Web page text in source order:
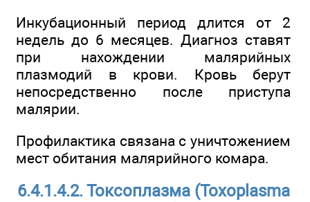
Инкубационный период длится от 2
недель до 6 месяцев. Диагноз ставят
при нахождении малярийных
плазмодий в крови. Кровь берут
непосредственно после приступа
малярии.
Профилактика связана с уничтожением
мест обитания малярийного комара.
6.4.1.4.2. Токсоплазма (Toxoplasma